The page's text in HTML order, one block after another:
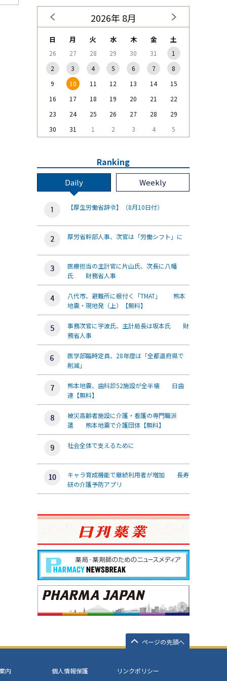
2026年 8月
日 月 火 水 木 金 土
26 27 28 29 30 31
1
2
3 4 5 6 7
8
9
10 11 12 13 14
15
16
17 18 19 20 21
22
23
24 25 26 27 28
29
30
31 1 2 3 4 5
Ranking
Daily Weekly
【厚生労働省辞令】（8月10日付）
厚労省幹部人事、次官は「労働シフト」に
医療担当の主計官に片山氏、次長に八幡
氏 財務省人事
八代市、避難所に根付く「TMAT」 熊本
地震・現地発（上）【無料】
事務次官に宇波氏、主計局長は坂本氏 財
務省人事
医学部臨時定員、28年度は「全都道府県で
削減」
熊本地震、歯科診52施設が全半壊 日歯
連【無料】
被災高齢者施設に介護・看護の専門職派
遣 熊本地震で介護団体【無料】
社会全体で支えるために
キャラ育成機能で継続利用者が増加 長寿
研の介護予防アプリ
ページの先頭へ
内 個人情報保護
リンクポリシー